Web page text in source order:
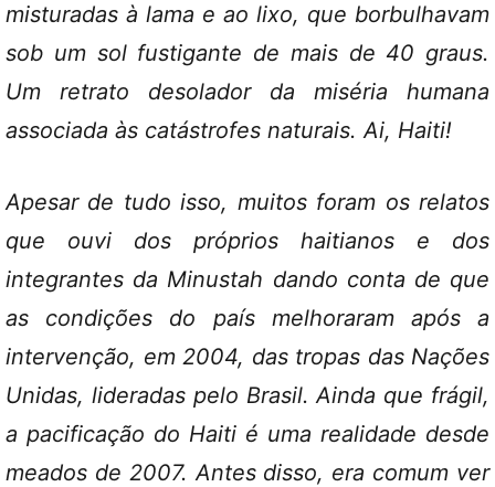
misturadas à lama e ao lixo, que borbulhavam
sob um sol fustigante de mais de 40 graus.
Um retrato desolador da miséria humana
associada às catástrofes naturais. Ai, Haiti!
Apesar de tudo isso, muitos foram os relatos
que ouvi dos próprios haitianos e dos
integrantes da Minustah dando conta de que
as condições do país melhoraram após a
intervenção, em 2004, das tropas das Nações
Unidas, lideradas pelo Brasil. Ainda que frágil,
a pacificação do Haiti é uma realidade desde
meados de 2007. Antes disso, era comum ver